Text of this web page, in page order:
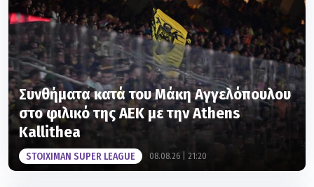
Συνθήματα κατά του Μάκη Αγγελόπουλου
στο φιλικό της ΑΕΚ με την Athens
Kallithea
STOIXIMAN SUPER LEAGUE 08.08.26 | 21:20